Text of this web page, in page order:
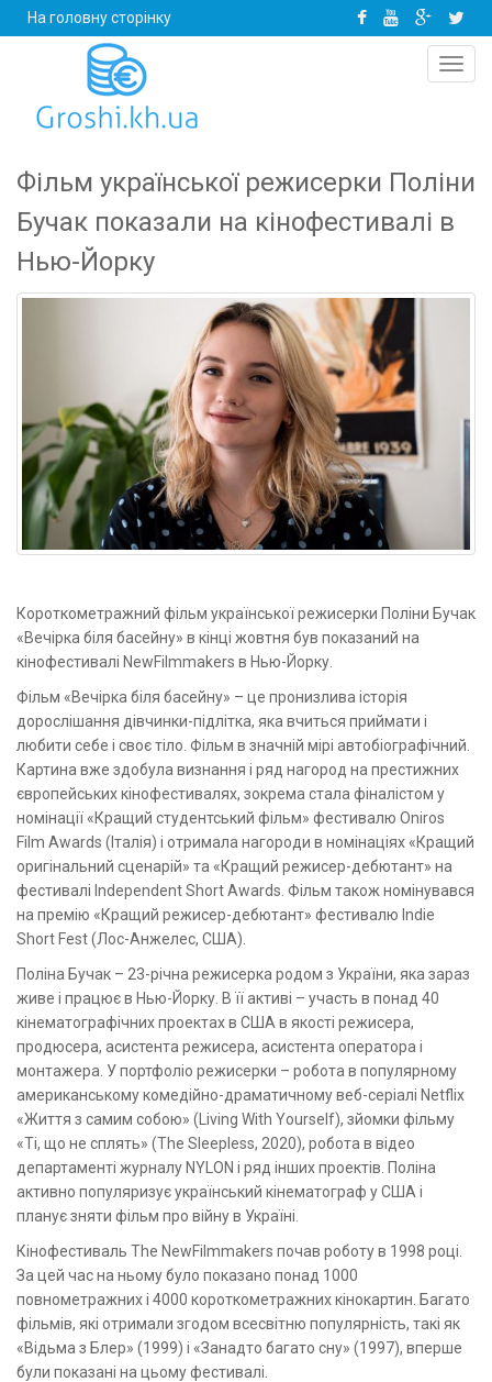
На головну сторінку
Фільм української режисерки Поліни
Бучак показали на кінофестивалі в
Нью-Йорку
Короткометражний фільм української режисерки Поліни Бучак
«Вечірка біля басейну» в кінці жовтня був показаний на
кінофестивалі NewFilmmakers в Нью-Йорку.
Фільм «Вечірка біля басейну» – це пронизлива історія
дорослішання дівчинки-підлітка, яка вчиться приймати і
любити себе і своє тіло. Фільм в значній мірі автобіографічний.
Картина вже здобула визнання і ряд нагород на престижних
європейських кінофестивалях, зокрема стала фіналістом у
номінації «Кращий студентський фільм» фестивалю Oniros
Film Awards (Італія) і отримала нагороди в номінаціях «Кращий
оригінальний сценарій» та «Кращий режисер-дебютант» на
фестивалі Independent Short Awards. Фільм також номінувався
на премію «Кращий режисер-дебютант» фестивалю Indie
Short Fest (Лос-Анжелес, США).
Поліна Бучак – 23-річна режисерка родом з України, яка зараз
живе і працює в Нью-Йорку. В її активі – участь в понад 40
кінематографічних проектах в США в якості режисера,
продюсера, асистента режисера, асистента оператора і
монтажера. У портфоліо режисерки – робота в популярному
американському комедійно-драматичному веб-серіалі Netflix
«Життя з самим собою» (Living With Yourself), зйомки фільму
«Ті, що не сплять» (The Sleepless, 2020), робота в відео
департаменті журналу NYLON і ряд інших проектів. Поліна
активно популяризує український кінематограф у США і
планує зняти фільм про війну в Україні.
Кінофестиваль The NewFilmmakers почав роботу в 1998 році.
За цей час на ньому було показано понад 1000
повнометражних і 4000 короткометражних кінокартин. Багато
фільмів, які отримали згодом всесвітню популярність, такі як
«Відьма з Блер» (1999) і «Занадто багато сну» (1997), вперше
були показані на цьому фестивалі.